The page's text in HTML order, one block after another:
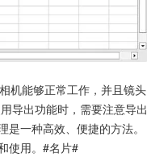
机能够正常工作，并且镜头
导出功能时，需要注意导出
一种高效、便捷的方法。
使用。#名片#